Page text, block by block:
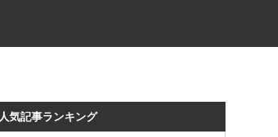
人気記事ランキング